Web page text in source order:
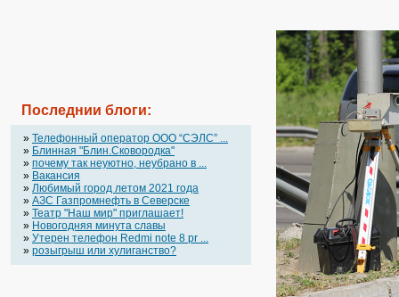
Последнии блоги:
» Телефонный оператор OOO “СЭЛС” ...
» Блинная "Блин.Сковородка"
» почему так неуютно, неубрано в ...
» Вакансия
» Любимый город летом 2021 года
» АЗС Газпромнефть в Северске
» Театр "Наш мир" приглашает!
» Новогодняя минута славы
» Утерен телефон Redmi note 8 pr ...
» розыгрыш или хулиганство?